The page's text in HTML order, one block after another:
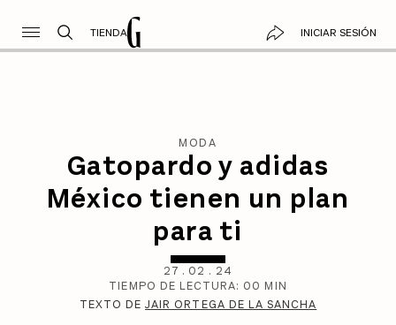
TIENDA INICIAR SESIÓN
MODA
Gatopardo y adidas
México tienen un plan
para ti
27 . 02 . 24
TIEMPO DE LECTURA: 00 MIN
TEXTO DEJAIR ORTEGA DE LA SANCHA